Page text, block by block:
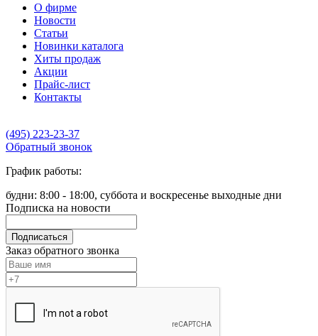
О фирме
Новости
Статьи
Новинки каталога
Хиты продаж
Акции
Прайс-лист
Контакты
(495) 223-23-37
Обратный звонок
График работы:
будни: 8:00 - 18:00, суббота и воскресенье выходные дни
Подписка на новости
Подписаться
Заказ обратного звонка